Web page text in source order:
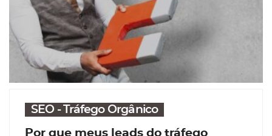
SEO - Tráfego Orgânico
Por que meus leads do tráfego